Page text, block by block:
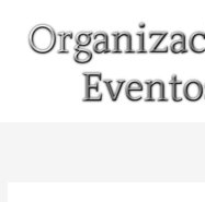
contenido